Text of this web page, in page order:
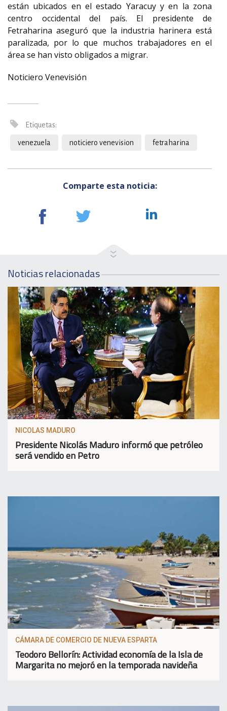
están ubicados en el estado Yaracuy y en la zona
centro occidental del país. El presidente de
Fetraharina aseguró que la industria harinera está
paralizada, por lo que muchos trabajadores en el
área se han visto obligados a migrar.
Noticiero Venevisión
Etiquetas:
venezuela noticiero venevision fetraharina
Comparte esta noticia:
Noticias relacionadas
NICOLAS MADURO
Presidente Nicolás Maduro informó que petróleo
será vendido en Petro
CÁMARA DE COMERCIO DE NUEVA ESPARTA
Teodoro Bellorín: Actividad economía de la Isla de
Margarita no mejoró en la temporada navideña